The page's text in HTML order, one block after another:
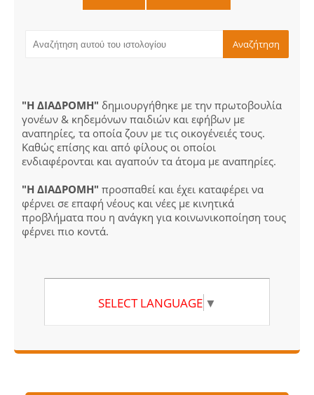
"Η ΔΙΑΔΡΟΜΗ" δημιουργήθηκε με την πρωτοβουλία
γονέων & κηδεμόνων παιδιών και εφήβων με
αναπηρίες, τα οποία ζουν με τις οικογένειές τους.
Καθώς επίσης και από φίλους οι οποίοι
ενδιαφέρονται και αγαπούν τα άτομα με αναπηρίες.
"Η ΔΙΑΔΡΟΜΗ" προσπαθεί και έχει καταφέρει να
φέρνει σε επαφή νέους και νέες με κινητικά
προβλήματα που η ανάγκη για κοινωνικοποίηση τους
φέρνει πιο κοντά.
SELECT LANGUAGE ▼